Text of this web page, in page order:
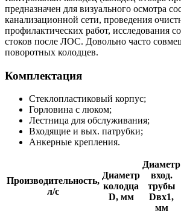
предназначен для визуального осмотра
канализационной сети, проведения
профилактических работ, исследования
стоков после ЛОС. Довольно часто
поворотных колодцев.
Комплектация
Стеклопластиковый корпус;
Горловина с люком;
Лестница для обслуживания;
Входящие и вых. патрубки;
Анкерные крепления.
Производительность,
л/с
Диаметр
колодца
D, мм
Диаметр
вход.
трубы
Dвх1,
мм